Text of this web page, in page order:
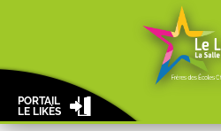
PORTAIL
LE LIKÈS